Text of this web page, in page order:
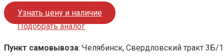
Узнать цену и наличие
Подобрать аналог
Пункт самовывоза: Челябинск, Свердловский тракт 3Б/1